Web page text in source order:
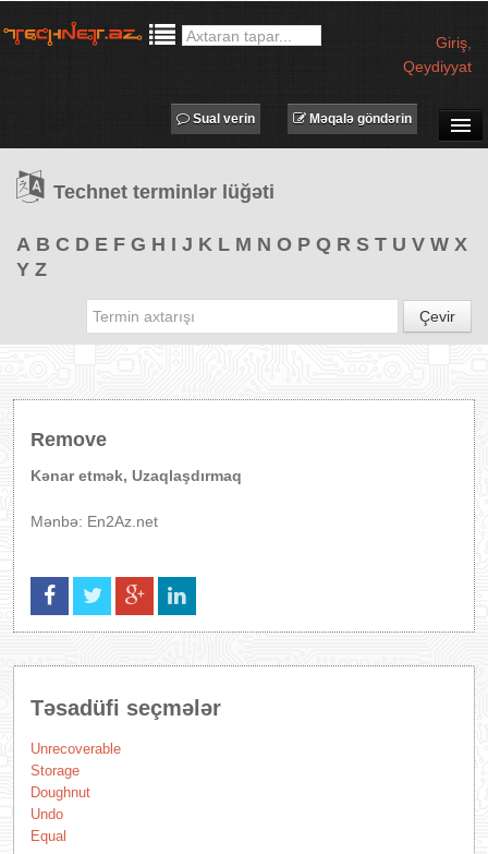
Giriş
Qeydiyyat
TƏDBİRLƏR
PROQRAMLAR
Məqalə göndərin
Sual verin
Technet terminlər lüğəti
A B C D E F G H I J K L M N O P Q R S T U V W X
Y Z
Çevir
Remove
Kənar etmək, Uzaqlaşdırmaq
Mənbə: En2Az.net
Təsadüfi seçmələr
Unrecoverable
Storage
Doughnut
Undo
Equal